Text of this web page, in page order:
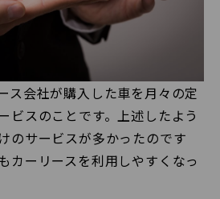
ス会社が購入した車を月々の定
ビスのことです。上述したよう
のサービスが多かったのです
カーリースを利用しやすくなっ